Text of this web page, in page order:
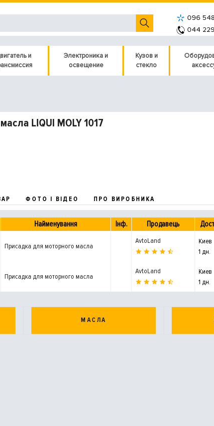
096
044
и
Электроника и
освещение
Кузов и
стекло
LIQUI MOLY 1017
ФОТО І ВІДЕО ПРО ВИРОБНИКА
Найменування Інф. Продавець
Присадка для моторного масла
AvtoLand
Киев
1 дн.
Присадка для моторного масла
AvtoLand
Киев
1 дн.
МАСЛА